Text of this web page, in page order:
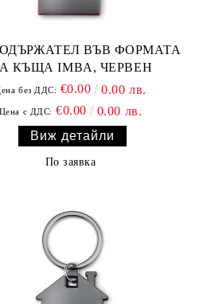
ВЪВ ФОРМАТА
КЪЩА IMBA, ЧЕРВЕН
без ДДС: €0.00 0.00 лв.
Цена с ДДС: €0.00
0.00 лв.
Виж детайли
По заявка